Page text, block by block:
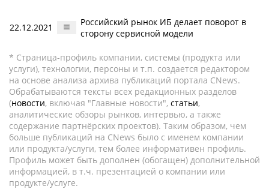
22.12.2021
Российский рынок ИБ делает поворот в
сторону сервисной модели
* Страница-профиль компании, системы (продукта или
услуги), технологии, персоны и т.п. создается редактором
на основе анализа архива публикаций портала CNews.
Обрабатываются тексты всех редакционных разделов
(новости, включая "Главные новости", статьи,
аналитические обзоры рынков, интервью, а также
содержание партнёрских проектов). Таким образом, чем
больше публикаций на CNews было с именем компании
или продукта/услуги, тем более информативен профиль.
Профиль может быть дополнен (обогащен) дополнительной
информацией, в т.ч. презентацией о компании или
продукте/услуге.